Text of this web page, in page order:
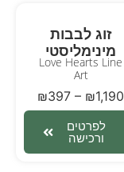
זוג לבבות
מינימליסטי
Love Hearts Line
Art
₪397 – ₪1,190
לפרטים
ורכישה